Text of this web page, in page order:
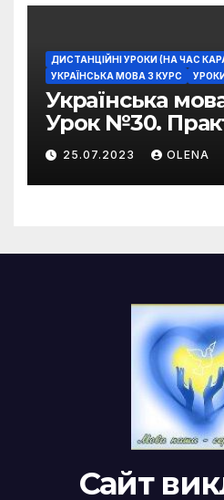
ДИСТАНЦІЙНІ УРОКИ (НА ЧАС
УКРАЇНСЬКА МОВА 3 КУРС
Українська
Урок №30.
риторика.
жанри.
25.07.2023 OLENA
Сайт